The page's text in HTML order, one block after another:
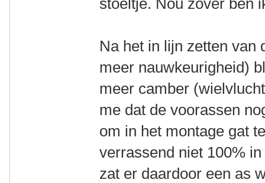
stoeltje. Nou zover ben
Na het in lijn zetten van
meer nauwkeurigheid)
meer camber
me dat de voorassen
om in het montage gat
verrassend niet 100%
zat er daardoor een as